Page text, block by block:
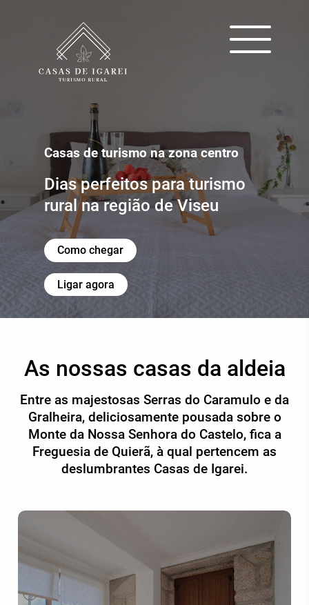
Casas de turismo na zona centro
Dias perfeitos para turismo
rural na região de Viseu
Como chegar
Ligar agora
As nossas casas da aldeia
Entre as majestosas Serras do Caramulo e da
Gralheira, deliciosamente pousada sobre o
Monte da Nossa Senhora do Castelo, fica a
Freguesia de Quierã, à qual pertencem as
deslumbrantes Casas de Igarei.